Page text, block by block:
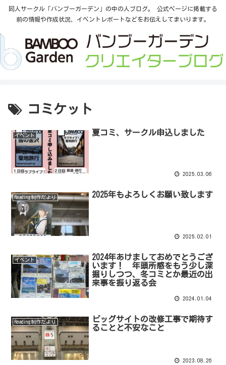
同人サークル「バンブーガーデン」の中の人ブログ。 公式ページに掲載する
前の情報や作成状況、イベントレポートなどをお伝えしてまいります。
コミケット
イベント 夏コミ、サークル申込しました
2025.03.06
Reading制作だより 2025年もよろしくお願い致します
2025.02.01
イベント
2024年あけましておめでとうござ
います！ 年頭所感をもう少し深
掘りしつつ、冬コミとか最近の出
来事を振り返る会
2024.01.04
Reading制作だより
ビッグサイトの改修工事で期待す
ることと不安なこと
2023.08.26